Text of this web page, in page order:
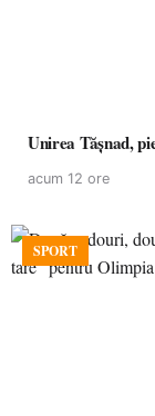
Unirea Tășnad,
acum 12 ore
SPORT